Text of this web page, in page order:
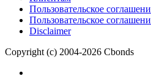
Размещение рекламы
Обратная связь
Пользовательское соглашение